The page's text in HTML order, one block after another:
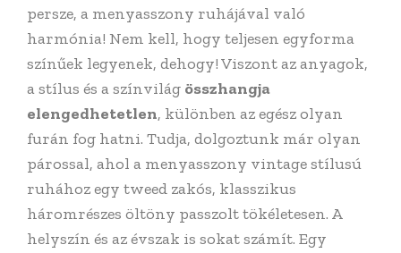
persze, a menyasszony ruhájával való
harmónia! Nem kell, hogy teljesen egyforma
színűek legyenek, dehogy! Viszont az anyagok,
a stílus és a színvilág összhangja
elengedhetetlen, különben az egész olyan
furán fog hatni. Tudja, dolgoztunk már olyan
párossal, ahol a menyasszony vintage stílusú
ruhához egy tweed zakós, klasszikus
háromrészes öltöny passzolt tökéletesen. A
helyszín és az évszak is sokat számít. Egy